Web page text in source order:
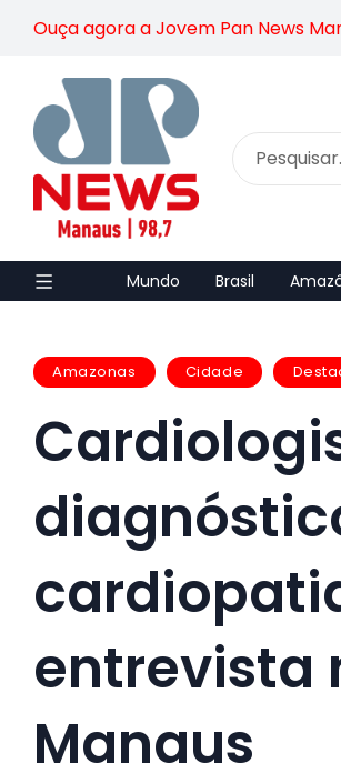
Ouça agora a Jovem Pan News
Mundo Brasil
Amazonas Cidade
entrevista
Manaus